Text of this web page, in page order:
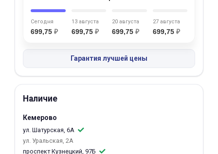
Сегодня
699,75 ₽
13 августа
699,75 ₽
20 августа
699,75 ₽
27 августа
699,75 ₽
Гарантия лучшей цены
Наличие
Кемерово
ул. Шатурская, 6А
ул. Уральская, 2А
проспект Кузнецкий, 97Б
об оплате Плайтом
раз в 2
недели
Остались вопросы?
plait.ru